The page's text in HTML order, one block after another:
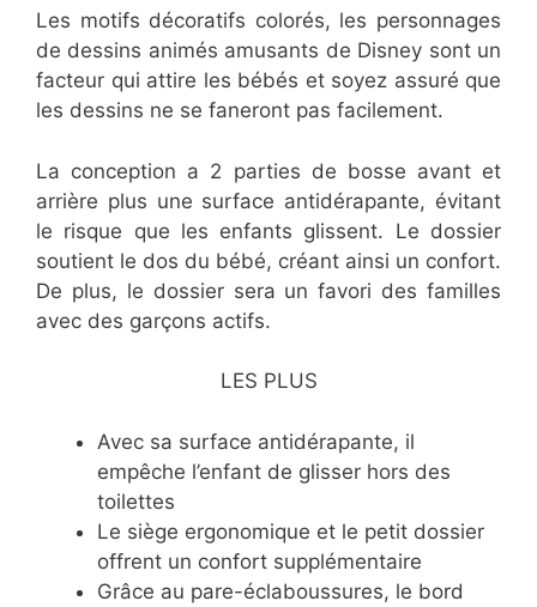
Les motifs décoratifs colorés, les personnages
de dessins animés amusants de Disney sont un
facteur qui attire les bébés et soyez assuré que
les dessins ne se faneront pas facilement.
La conception a 2 parties de bosse avant et
arrière plus une surface antidérapante, évitant
le risque que les enfants glissent. Le dossier
soutient le dos du bébé, créant ainsi un confort.
De plus, le dossier sera un favori des familles
avec des garçons actifs.
LES PLUS
​Avec sa surface antidérapante, il
empêche l’enfant de glisser hors des
toilettes
​Le siège ergonomique et le petit dossier
offrent un confort supplémentaire
​Grâce au pare-éclaboussures, le bord